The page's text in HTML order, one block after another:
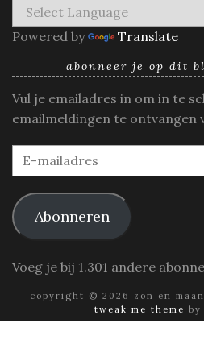
Powered by Translate
abonneer je op dit
Vul je emailadres in om in te
emailmeldingen te ontvangen
E-
mailadres
Abonneren
Voeg je bij 1.301 andere
copyright © 2026 zon en
tweak me theme by